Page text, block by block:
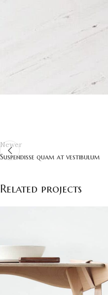
Newer
Suspendisse quam at vestibulum
Related projects